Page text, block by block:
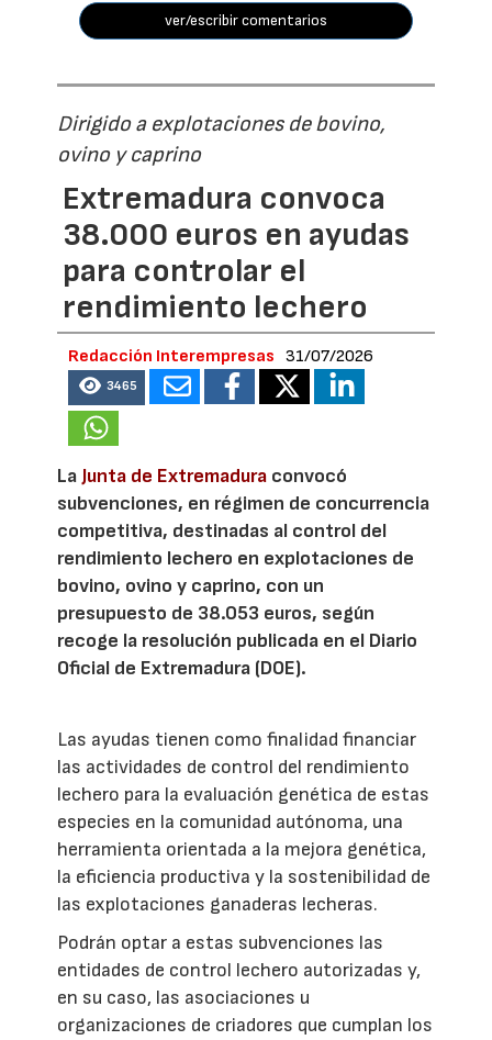
ver/escribir comentarios
Dirigido a explotaciones de bovino,
ovino y caprino
Extremadura convoca
38.000 euros en ayudas
para controlar el
rendimiento lechero
Redacción Interempresas 31/07/2026
3465
LaJunta de Extremadura convocó
subvenciones, en régimen de concurrencia
competitiva, destinadas al control del
rendimiento lechero en explotaciones de
bovino, ovino y caprino, con un
presupuesto de 38.053 euros, según
recoge la resolución publicada en el Diario
Oficial de Extremadura (DOE).
Las ayudas tienen como finalidad financiar
las actividades de control del rendimiento
lechero para la evaluación genética de estas
especies en la comunidad autónoma, una
herramienta orientada a la mejora genética,
la eficiencia productiva y la sostenibilidad de
las explotaciones ganaderas lecheras.
Podrán optar a estas subvenciones las
entidades de control lechero autorizadas y,
en su caso, las asociaciones u
organizaciones de criadores que cumplan los